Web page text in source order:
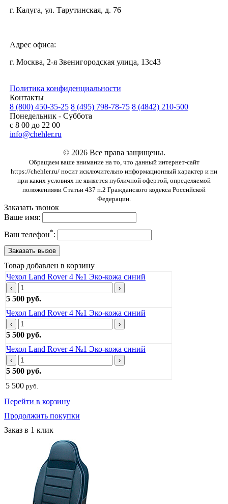
г. Калуга, ул. Тарутинская, д. 76
Адрес офиса:
г. Москва, 2-я Звенигородская улица, 13с43
Политика конфиденциальности
Контакты
8 (800) 450-35-25 8 (495) 798-78-75 8 (4842) 210-500
Понедельник - Суббота
с 8 00 до 22 00
info@chehler.ru
© 2026 Все права защищены.
Обращаем ваше внимание на то, что данный интернет-сайт
https://chehler.ru/ носит исключительно информационный характер и ни
при каких условиях не является публичной офертой, определяемой
положениями Статьи 437 п.2 Гражданского кодекса Российской
Федерации.
Заказать звонок
Ваше имя:
Ваш телефон*:
Товар добавлен в корзину
Чехол Land Rover 4 №1 Эко-кожа синий
‹ ›
5 500 руб.
Чехол Land Rover 4 №1 Эко-кожа синий
‹ ›
5 500 руб.
Чехол Land Rover 4 №1 Эко-кожа синий
‹ ›
5 500 руб.
5 500 руб.
Перейти в корзину
Продолжить покупки
Заказ в 1 клик